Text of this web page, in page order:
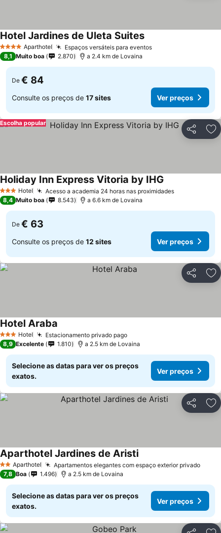
4 EstrelasAparthotel Espaços versáteis para eventos
Hotel Jardines de Uleta Suites
8,1 Muito boa 2.870 a 2.4 km de Lovaina
De € 84
Consulte os preços de 17 sites Ver preços
Partilhar
Escolha popular
3 EstrelasHotel Acesso a academia 24 horas nas proximidades
Holiday Inn Express Vitoria by IHG
8,4 Muito boa 8.543 a 6.6 km de Lovaina
De € 63
Consulte os preços de 12 sites Ver preços
Partilhar
3 EstrelasHotel Estacionamento privado pago
Hotel Araba
8,9 Excelente 1.810 a 2.5 km de Lovaina
Selecione as datas para ver os preços
exatos.
Ver preços
Partilhar
2 EstrelasAparthotel Apartamentos elegantes com espaço exterior privado
Aparthotel Jardines de Aristi
7,8 Boa 1.496 a 2.5 km de Lovaina
Selecione as datas para ver os preços
exatos.
Ver preços